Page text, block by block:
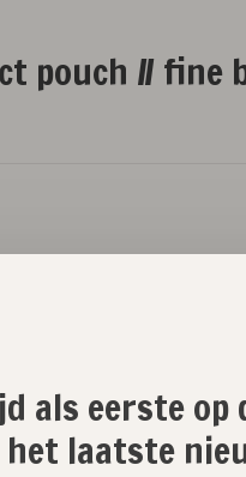
pouch // fine
winkelwagen
als eerste op
laatste